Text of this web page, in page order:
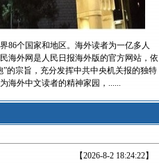
86个国家和地区。海外读者为一亿多人
海外网是人民日报海外版的官方网站，依
的宗旨，充分发挥中共中央机关报的独特
海外中文读者的精神家园，......
【2026-8-2 18:24:22】